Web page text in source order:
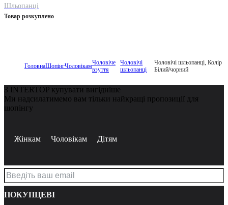
Шльопанці
Товар розкуплено
ГоловнаШопінгЧоловікамЧоловіче
взуття
Чоловічі
шльопанці
Чоловічі шльопанці, Колір
Білий/чорний
З INTERTOP купувати вигідніше
Ми надсилатимемо вам тільки найкращі пропозиції для
шопінгу
Жінкам Чоловікам Дітям
ПОКУПЦЕВІ